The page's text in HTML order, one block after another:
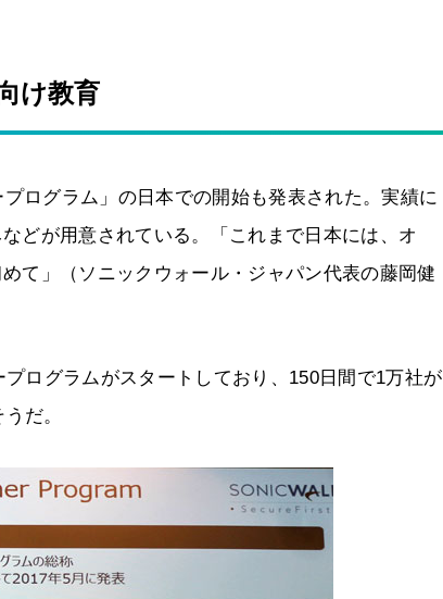
け教育
ログラム」の日本での開始も発表された。実績に
どが用意されている。「これまで日本には、オ
て」（ソニックウォール・ジャパン代表の藤岡健
ログラムがスタートしており、150日間で1万社が
だ。